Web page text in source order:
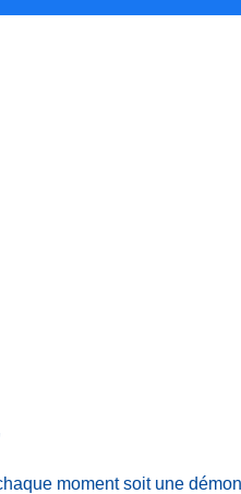
moment soit une